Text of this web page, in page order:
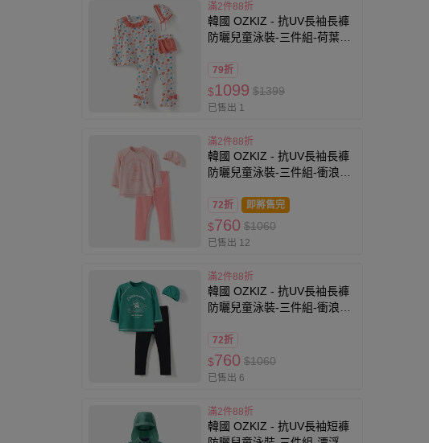
滿2件88折
韓國 OZKIZ - 抗UV長袖長褲
防曬兒童泳裝-三件組-荷葉襬
79折
$1099 $1399
已售出 1
滿2件88折
韓國 OZKIZ - 抗UV長袖長褲
防曬兒童泳裝-三件組-衝浪狗
72折 即將售完
$760 $1060
已售出 12
滿2件88折
韓國 OZKIZ - 抗UV長袖長褲
防曬兒童泳裝-三件組-衝浪狗
72折
$760 $1060
已售出 6
滿2件88折
韓國 OZKIZ - 抗UV長袖短褲